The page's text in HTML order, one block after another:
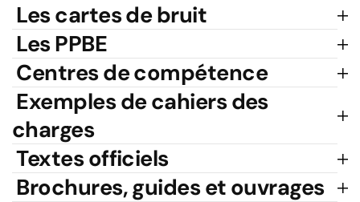
Les cartes de bruit
Les PPBE
Centres de compétence
Exemples de cahiers des
charges
Textes officiels
Brochures, guides et ouvrages